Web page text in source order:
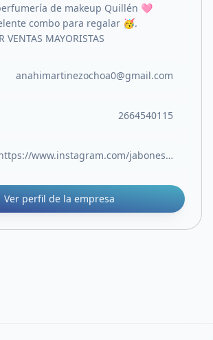
de makeup Quillén 🩷
combo para regalar 🥳.
VENTAS MAYORISTAS
anahimartinezochoa0@gmail.com
2664540115
https://www.instagram.com/jabonesaiken?igsh=Z2EyNzNwaWwxbzdx
Ver perfil de la empresa